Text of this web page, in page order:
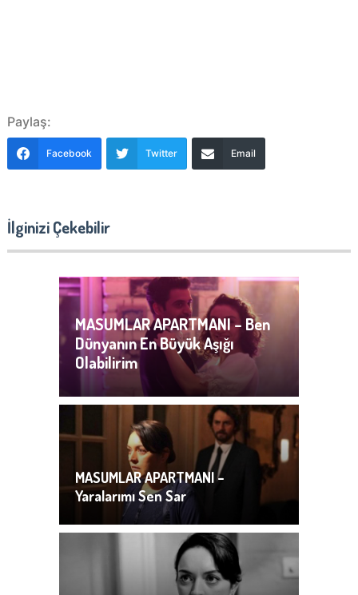
Paylaş:
Facebook Twitter Email
İlginizi Çekebilir
MASUMLAR APARTMANI – Ben
Dünyanın En Büyük Aşığı
Olabilirim
MASUMLAR APARTMANI –
Yaralarımı Sen Sar